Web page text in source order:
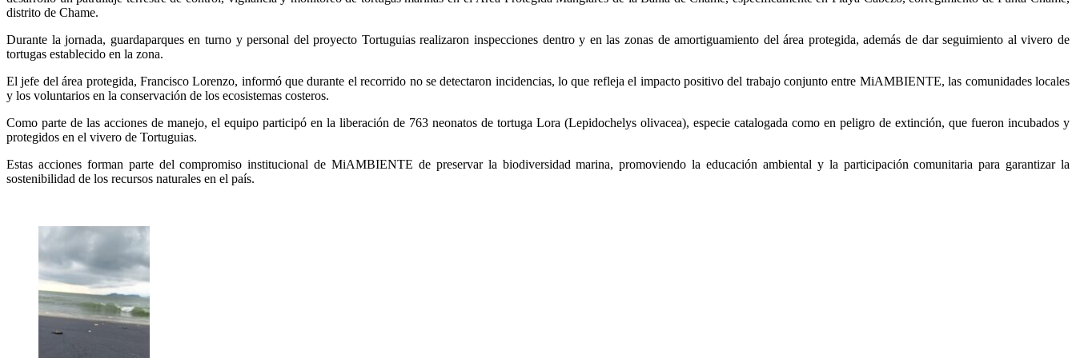
distrito de Chame.
Durante la jornada, guardaparques en turno y personal del proyecto Tortuguias realizaron inspecciones dentro y en las zonas de amortiguamiento del área protegida, además de dar seguimiento al vivero de
tortugas establecido en la zona.
El jefe del área protegida, Francisco Lorenzo, informó que durante el recorrido no se detectaron incidencias, lo que refleja el impacto positivo del trabajo conjunto entre MiAMBIENTE, las comunidades locales
y los voluntarios en la conservación de los ecosistemas costeros.
Como parte de las acciones de manejo, el equipo participó en la liberación de 763 neonatos de tortuga Lora (Lepidochelys olivacea), especie catalogada como en peligro de extinción, que fueron incubados y
protegidos en el vivero de Tortuguias.
Estas acciones forman parte del compromiso institucional de MiAMBIENTE de preservar la biodiversidad marina, promoviendo la educación ambiental y la participación comunitaria para garantizar la
sostenibilidad de los recursos naturales en el país.